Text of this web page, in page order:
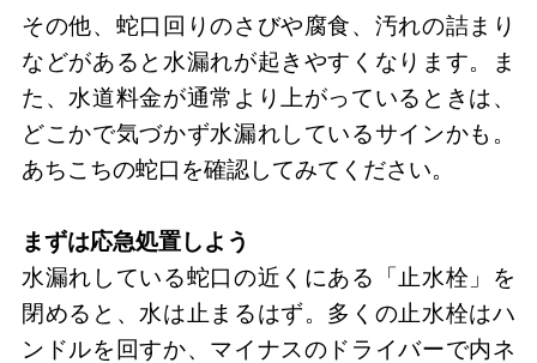
その他、蛇口回りのさびや腐食、汚れの詰まり
などがあると水漏れが起きやすくなります。ま
た、水道料金が通常より上がっているときは、
どこかで気づかず水漏れしているサインかも。
あちこちの蛇口を確認してみてください。
まずは応急処置しよう
水漏れしている蛇口の近くにある「止水栓」を
閉めると、水は止まるはず。多くの止水栓はハ
ンドルを回すか、マイナスのドライバーで内ネ